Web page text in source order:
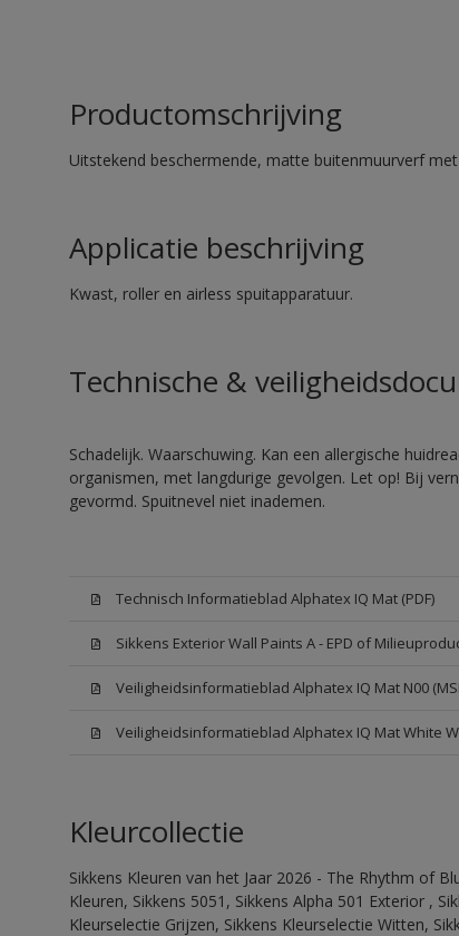
Productomschrijving
Uitstekend beschermende, matte buitenmuurverf
Applicatie beschrijving
Kwast, roller en airless spuitapparatuur.
Technische &
Schadelijk. Waarschuwing. Kan een allergische
organismen, met langdurige gevolgen. Let op! Bij
gevormd. Spuitnevel niet inademen.
Technisch Informatieblad Alphatex IQ Mat (PDF)
Sikkens Exterior Wall Paints A - EPD of
Veiligheidsinformatieblad Alphatex IQ Mat N00
Veiligheidsinformatieblad Alphatex IQ Mat White
Kleurcollectie
Sikkens Kleuren van het Jaar 2026 - The Rhythm of
Kleuren, Sikkens 5051, Sikkens Alpha 501 Exterior ,
Kleurselectie Grijzen, Sikkens Kleurselectie Witten,